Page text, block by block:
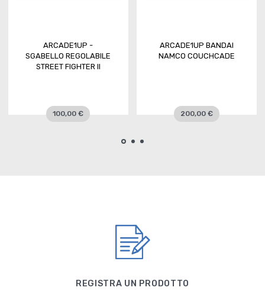
ARCADE1UP -
SGABELLO REGOLABILE
STREET FIGHTER II
100,00 €
ARCADE1UP BANDAI
NAMCO COUCHCADE
200,00 €
REGISTRA UN PRODOTTO